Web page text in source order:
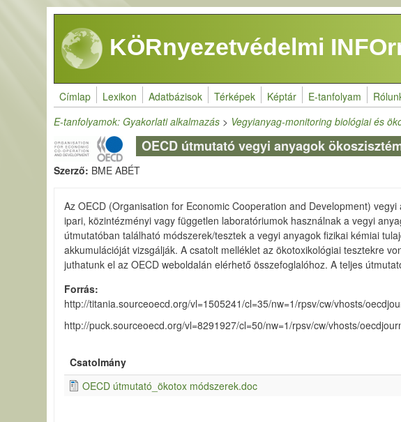
Ugrás a tartalomra
KÖRnyezetvédelmi
Címlap Lexikon Adatbázisok Térképek Képtár E-tanfolyam
E-tanfolyamok: Gyakorlati alkalmazás > Vegyianyag-monitoring biológiai és
OECD útmutató vegyi anyagok
Szerző: BME ABÉT
Az OECD (Organisation for Economic Cooperation and Development)
ipari, közintézményi vagy független laboratóriumok használnak a vegyi
útmutatóban található módszerek/tesztek a vegyi anyagok fizikai kémiai
akkumulációját vizsgálják. A csatolt melléklet az ökotoxikológiai tesztekre
juthatunk el az OECD weboldalán elérhető összefoglalóhoz. A teljes
Forrás
http://titania.sourceoecd.org/vl=1505241/cl=35/nw=1/rpsv/cw/vhosts/
http://puck.sourceoecd.org/vl=8291927/cl=50/nw=1/rpsv/cw/vhosts/
Csatolmány
OECD útmutató_ökotox módszerek.doc